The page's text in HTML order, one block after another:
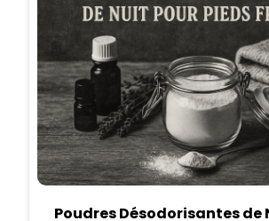
Poudres Désodorisantes de